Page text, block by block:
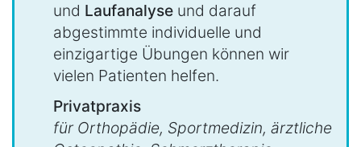
und Laufanalyse und darauf
abgestimmte individuelle und
einzigartige Übungen können wir
vielen Patienten helfen.
Privatpraxis
für Orthopädie, Sportmedizin, ärztliche